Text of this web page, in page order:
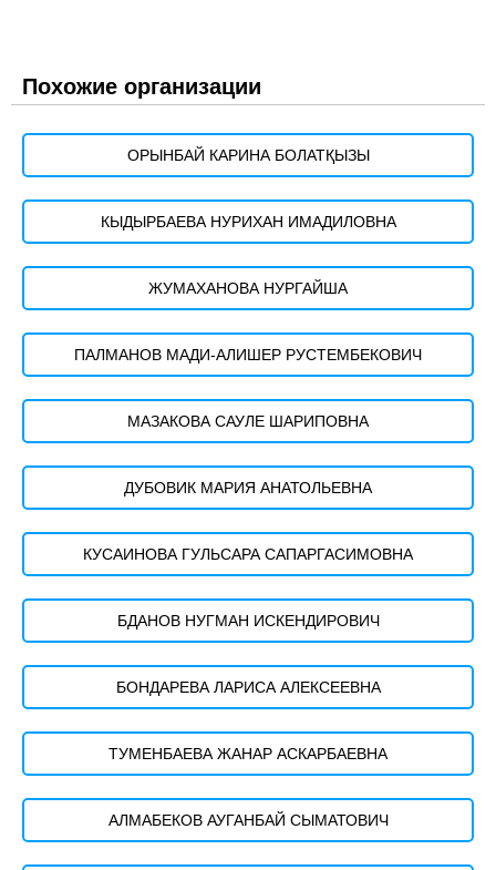
Похожие организации
ОРЫНБАЙ КАРИНА БОЛАТҚЫЗЫ
КЫДЫРБАЕВА НУРИХАН ИМАДИЛОВНА
ЖУМАХАНОВА НУРГАЙША
ПАЛМАНОВ МАДИ-АЛИШЕР РУСТЕМБЕКОВИЧ
МАЗАКОВА САУЛЕ ШАРИПОВНА
ДУБОВИК МАРИЯ АНАТОЛЬЕВНА
КУСАИНОВА ГУЛЬСАРА САПАРГАСИМОВНА
БДАНОВ НУГМАН ИСКЕНДИРОВИЧ
БОНДАРЕВА ЛАРИСА АЛЕКСЕЕВНА
ТУМЕНБАЕВА ЖАНАР АСКАРБАЕВНА
АЛМАБЕКОВ АУГАНБАЙ СЫМАТОВИЧ